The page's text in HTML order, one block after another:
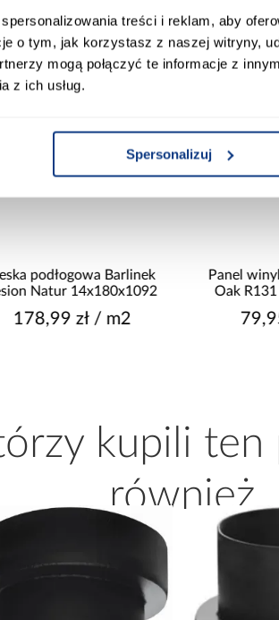
treści i reklam, aby
o tym, jak korzystasz z naszej witryny,
mogą połączyć te informacje z
z ich usług.
Spersonalizuj
podłogowa Barlinek
Natur 14x180x1092
178,99 zł / m2
Panel
Oak
kupili
również